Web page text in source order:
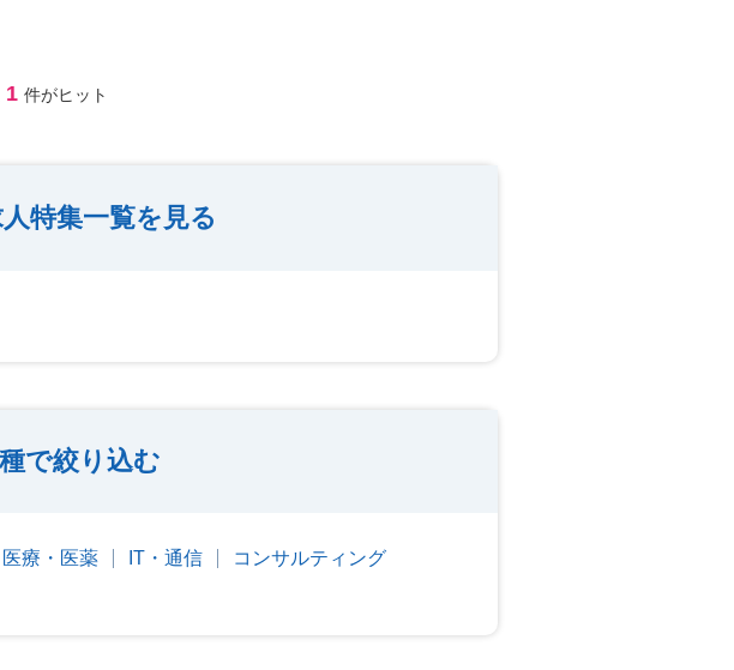
1 件がヒット
特集一覧を見る
で絞り込む
医療・医薬 IT・通信
コンサルティング